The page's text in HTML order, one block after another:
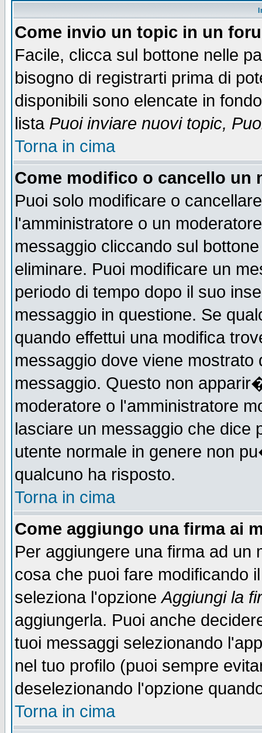
Come invio un topic in un
Facile, clicca sul bottone nelle
bisogno di registrarti prima di
disponibili sono elencate in
lista Puoi inviare nuovi topic,
Torna in cima
Come modifico o cancello un
Puoi solo modificare o
l'amministratore o un
messaggio cliccando sul
eliminare. Puoi modificare un
periodo di tempo dopo il suo
messaggio in questione. Se
quando effettui una modifica
messaggio dove viene mostrato
messaggio. Questo non
moderatore o l'amministratore
lasciare un messaggio che
utente normale in genere non
qualcuno ha risposto.
Torna in cima
Come aggiungo una firma ai
Per aggiungere una firma ad un
cosa che puoi fare modificando
seleziona l'opzioneAggiungi la
aggiungerla. Puoi anche
tuoi messaggi selezionando
nel tuo profilo (puoi sempre
deselezionando l'opzione
Torna in cima